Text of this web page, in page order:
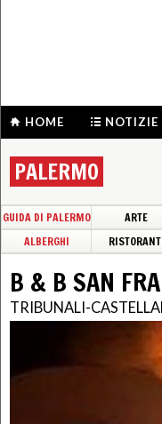
HOME NOTIZIE
PALERMO
GUIDA DI PALERMO ARTE
ALBERGHI
B & B SAN
TRIBUNALI-